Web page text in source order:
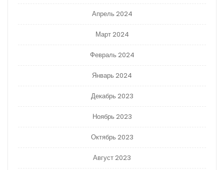
Апрель 2024
Март 2024
Февраль 2024
Январь 2024
Декабрь 2023
Ноябрь 2023
Октябрь 2023
Август 2023